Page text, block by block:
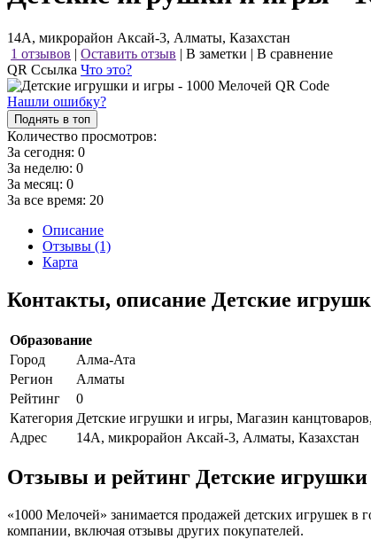
14А, микрорайон Аксай-3, Алматы, Казахстан
1 отзывов | Оставить отзыв | В заметки | В сравнение
QR Ссылка Что это?
Нашли ошибку?
Поднять в топ
Количество просмотров:
За сегодня: 0
За неделю: 0
За месяц: 0
За все время: 20
Описание
Отзывы (1)
Карта
Контакты, описание Детские
Образование
Город
Алма-Ата
Регион
Алматы
Рейтинг
0
Категория Детские игрушки и игры, Магазин
Адрес
14А, микрорайон Аксай-3, Алматы, Казахстан
Отзывы и рейтинг Детские
«1000 Мелочей» занимается продажей детских игрушек
компании, включая отзывы других покупателей.